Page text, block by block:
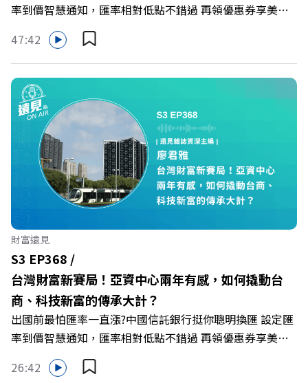
率到價智慧通知，匯率相對低點不錯過 再領優惠券享美金
最高減3分等優惠 立即設定： https://fstry.pse.is/9d7lr7
投資外幣如幣別轉換可能產生匯兌損失，應評估涉及自身情
況審慎投資。 完整注意事項詳見網站資訊。 —— 以上為
Firstory Podcast 廣告 —— 在永續減碳、綠色消費與友善
職場的變革浪潮下，傳統大流量、高耗能的百貨零售業該如
何轉型突圍？ 本集《遠見ON AIR》邀請到遠東SOGO百貨
董事長黃晴雯，帶你解析遠東SOGO如何透過戰略布局，打
造出兼顧企業獲利與社會共好的綠色零售新契機！ 🔺如何
從單純百貨專櫃轉型為有溫度的利他平台？ 🔺最難節能的
零售業如何落實「EP100」能效倍增計畫？ 🔺成功推動育
嬰留停、男同仁樂意成家！驚豔業界的「生育代理人制度」
🔺最有人情味的文化橋梁！從社會創新到經典「日本展」的
共好實踐 主持人／遠見雜誌副社長兼遠見智庫總編輯 李建
興 與談人／遠東SOGO百貨董事長 黃晴雯 +++++ 🫧清除腦
袋的盲點，也順手理清生活的雜亂。 點開看質感養成術>>
https://gvmkt.pse.is/9al3px ✨關注《遠見》更多的社群：
LINE：https://reurl.cc/A4ELQp IG：
https://bit.ly/3AjBWNV YT：https://bit.ly/38jNi9k
Powered by Firstory Hosting
47:42
財富遠見
S3 EP368 /
台灣財富新賽局！亞資中心兩年有感，如何撬動台
商、科技新富的傳承大計？
出國前最怕匯率一直漲?中國信託銀行挺你聰明換匯 設定匯
率到價智慧通知，匯率相對低點不錯過 再領優惠券享美金
最高減3分等優惠 立即設定： https://fstry.pse.is/9d7lr7
投資外幣如幣別轉換可能產生匯兌損失，應評估涉及自身情
26:42